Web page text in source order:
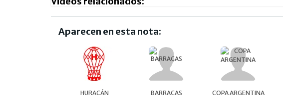
Aparecen en esta nota:
HURACÁN BARRACAS COPA ARGENTINA